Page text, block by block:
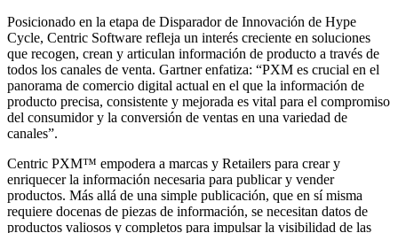
Posicionado en la etapa de Disparador de Innovación de Hype
Cycle, Centric Software refleja un interés creciente en soluciones
que recogen, crean y articulan información de producto a través de
todos los canales de venta. Gartner enfatiza: “PXM es crucial en el
panorama de comercio digital actual en el que la información de
producto precisa, consistente y mejorada es vital para el compromiso
del consumidor y la conversión de ventas en una variedad de
canales”.
Centric PXM™ empodera a marcas y Retailers para crear y
enriquecer la información necesaria para publicar y vender
productos. Más allá de una simple publicación, que en sí misma
requiere docenas de piezas de información, se necesitan datos de
productos valiosos y completos para impulsar la visibilidad de las